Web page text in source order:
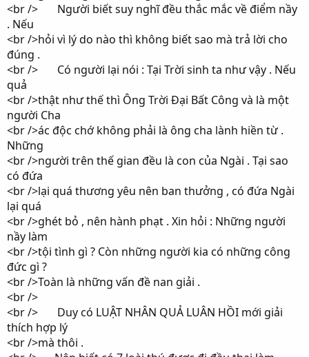
<br /> Người biết suy nghĩ đều thắc mắc về điểm nầy
. Nếu
<br />hỏi vì lý do nào thì không biết sao mà trả lời cho
đúng .
<br /> Có người lại nói : Tại Trời sinh ta như vậy . Nếu
quả
<br />thật như thế thì Ông Trời Đại Bất Công và là một
người Cha
<br />ác độc chớ không phải là ông cha lành hiền từ .
Những
<br />người trên thế gian đều là con của Ngài . Tại sao
có đứa
<br />lại quá thương yêu nên ban thưởng , có đứa Ngài
lại quá
<br />ghét bỏ , nên hành phạt . Xin hỏi : Những người
nầy làm
<br />tội tình gì ? Còn những người kia có những công
đức gì ?
<br />Toàn là những vấn đề nan giải .
<br />
<br /> Duy có LUẬT NHÂN QUẢ LUÂN HỒI mới giải
thích hợp lý
<br />mà thôi .